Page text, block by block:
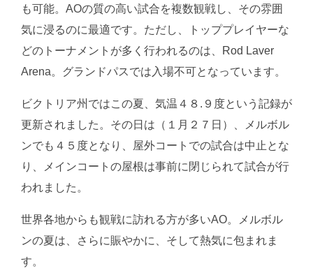
も可能。AOの質の高い試合を複数観戦し、その雰囲
気に浸るのに最適です。ただし、トッププレイヤーな
どのトーナメントが多く行われるのは、Rod Laver
Arena。グランドパスでは入場不可となっています。
ビクトリア州ではこの夏、気温４８.９度という記録が
更新されました。その日は（１月２７日）、メルボル
ンでも４５度となり、屋外コートでの試合は中止とな
り、メインコートの屋根は事前に閉じられて試合が行
われました。
世界各地からも観戦に訪れる方が多いAO。メルボル
ンの夏は、さらに賑やかに、そして熱気に包まれま
す。